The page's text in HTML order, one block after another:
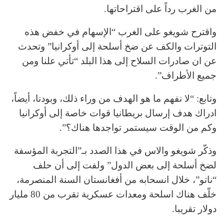
من الغرب رداً على اقتراحاتها.
واقترح شويغو على الغرب “الإسهام في خفض هذه
التوترات والكف عن ضخ أسلحة إلى أوكرانيا” وتحدث
عن ان صادرات السلاح إلى هذا البلد “تأتي علنا ومن
جميع الأطراف”.
وتابع: “لا نفهم ما هو الهدف من وراء ذلك، وبودنا، أيضاً،
ادراك هدف إرسال بريطانيا قوات خاصة إلى أوكرانيا
وكم من الوقت سيستمر تواجدها هناك؟”.
وذكّر شويغو والاس في هذا الصدد بـ”التجربة المؤسفة
لضخ أسلحة إلى بعض الدول” ولفت إلى أن حلف
“ناتو”، خلال انسحابه من أفغانستان السنة المنصرمة،
خلّف هناك اسلحة ومعدات عسكرية تقرب من 80 مليار
دولار تقريبا.